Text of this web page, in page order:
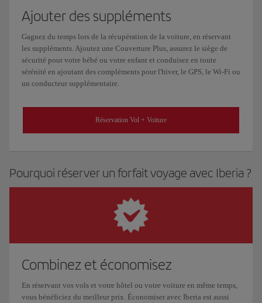
Ajouter des suppléments
Gagnez du temps lors de la récupération de la voiture, en réservant
les suppléments. Ajoutez une Couverture Plus, assurez le siège de
sécurité pour votre bébé ou votre enfant et conduisez en toute
sérénité en ajoutant des compléments pour l'hiver, le GPS, le Wi-Fi ou
un conducteur supplémentaire.
Réservation Vol + Voiture
Pourquoi réserver un forfait voyage avec Iberia ?
Combinez et économisez
En réservant vos vols et votre hôtel ou votre voiture en même temps,
vous bénéficiez du meilleur prix. Économiser avec Iberia est aussi